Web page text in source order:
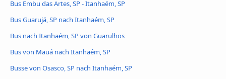
Bus Embu das Artes, SP - Itanhaém, SP
Bus Guarujá, SP nach Itanhaém, SP
Bus nach Itanhaém, SP von Guarulhos
Bus von Mauá nach Itanhaém, SP
Busse von Osasco, SP nach Itanhaém, SP